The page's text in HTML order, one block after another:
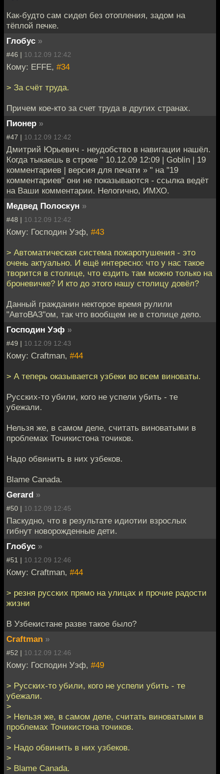
Как-будто сам сидел без отопления, задом на
тёплой печке.
Глобус »
#46 | 10.12.09 12:42
Кому: EFFE, #34
> За счёт труда.
Причем кое-кто за счет труда в других странах.
Пионер »
#47 | 10.12.09 12:42
Дмитрий Юрьевич - неудобство в навигации нашёл.
Когда тыкаешь в строке " 10.12.09 12:09 | Goblin | 19
комментариев | версия для печати » " на "19
комментариев" они не показываются - ссылка ведёт
на Ваши комментарии. Нелогично, ИМХО.
Медвед Полоскун »
#48 | 10.12.09 12:42
Кому: Господин Уэф, #43
> Автоматическая система пожаротушения - это
очень актуально. И ещё интересно: что у нас такое
творится в столице, что ездить там можно только на
броневичке? И кто до этого нашу столицу довёл?
Данный гражданин некторое время рулили
"АвтоВАЗ"ом, так что вообщем не в столице дело.
Господин Уэф »
#49 | 10.12.09 12:43
Кому: Craftman, #44
> А теперь оказывается узбеки во всем виноваты.
Русских-то убили, кого не успели убить - те
убежали.
Нельзя же, в самом деле, считать виноватыми в
проблемах Точикистона точиков.
Надо обвинить в них узбеков.
Blame Canada.
Gerard »
#50 | 10.12.09 12:45
Паскудно, что в результате идиотии взрослых
гибнут новорожденные дети.
Глобус »
#51 | 10.12.09 12:46
Кому: Craftman, #44
> резня русских прямо на улицах и прочие радости
жизни
В Узбекистане разве такое было?
Craftman »
#52 | 10.12.09 12:46
Кому: Господин Уэф, #49
> Русских-то убили, кого не успели убить - те
убежали.
>
> Нельзя же, в самом деле, считать виноватыми в
проблемах Точикистона точиков.
>
> Надо обвинить в них узбеков.
>
> Blame Canada.